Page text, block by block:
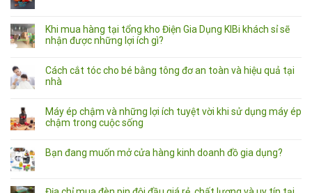
Khi mua hàng tại tổng kho Điện Gia Dụng KIBi khách sỉ sẽ
nhận được những lợi ích gì?
Cách cắt tóc cho bé bằng tông đơ an toàn và hiệu quả tại
nhà
Máy ép chậm và những lợi ích tuyệt vời khi sử dụng máy ép
chậm trong cuộc sống
Bạn đang muốn mở cửa hàng kinh doanh đồ gia dụng?